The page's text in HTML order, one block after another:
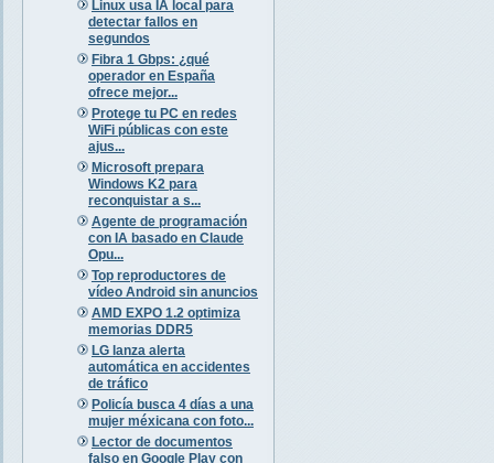
Linux usa IA local para
detectar fallos en
segundos
Fibra 1 Gbps: ¿qué
operador en España
ofrece mejor...
Protege tu PC en redes
WiFi públicas con este
ajus...
Microsoft prepara
Windows K2 para
reconquistar a s...
Agente de programación
con IA basado en Claude
Opu...
Top reproductores de
vídeo Android sin anuncios
AMD EXPO 1.2 optimiza
memorias DDR5
LG lanza alerta
automática en accidentes
de tráfico
Policía busca 4 días a una
mujer méxicana con foto...
Lector de documentos
falso en Google Play con